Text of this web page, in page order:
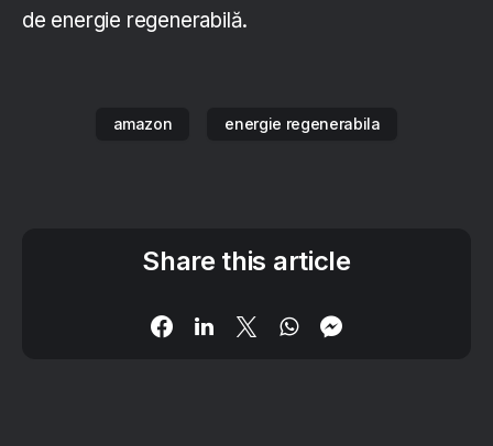
de energie regenerabilă.
amazon energie regenerabila
Share this article